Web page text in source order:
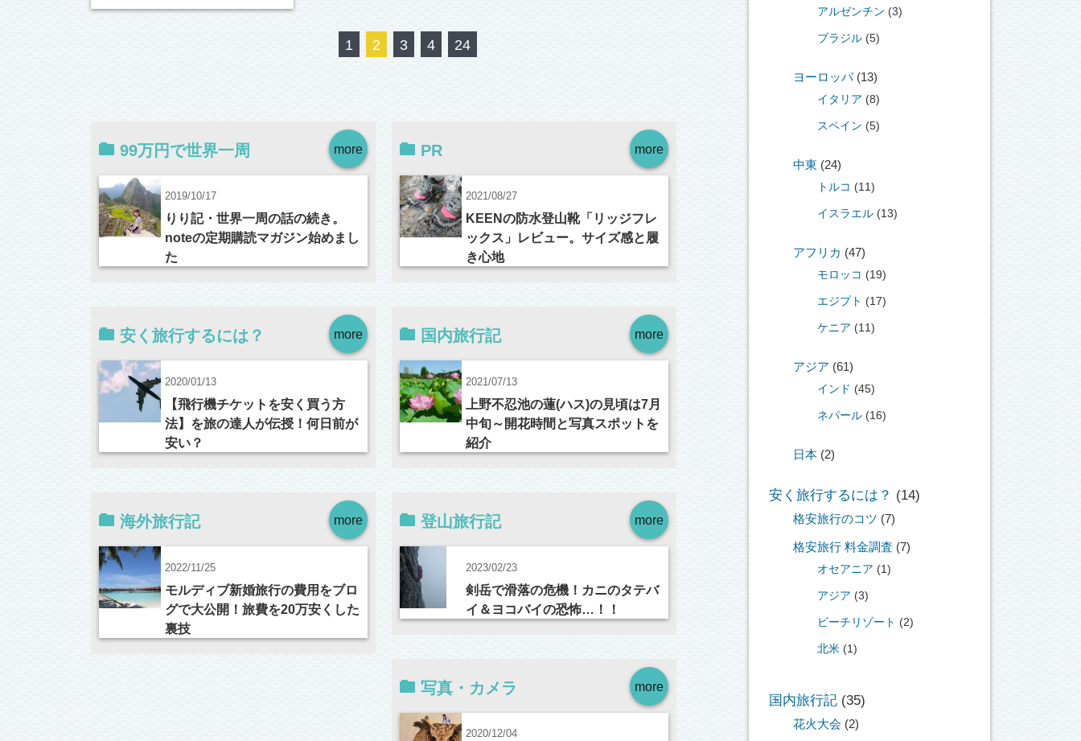
1 2 3 4 24
more
99万円で世界一周
2019/10/17
りり記・世界一周の話の続き。
noteの定期購読マガジン始めまし
た
more
PR
2021/08/27
KEENの防水登山靴「リッジフレ
ックス」レビュー。サイズ感と履
き心地
more
安く旅行するには？
2020/01/13
【飛行機チケットを安く買う方
法】を旅の達人が伝授！何日前が
安い？
more
国内旅行記
2021/07/13
上野不忍池の蓮(ハス)の見頃は7月
中旬～開花時間と写真スポットを
紹介
more
海外旅行記
2022/11/25
モルディブ新婚旅行の費用をブロ
グで大公開！旅費を20万安くした
裏技
more
登山旅行記
2023/02/23
剣岳で滑落の危機！カニのタテバ
イ＆ヨコバイの恐怖…！！
more
写真・カメラ
2020/12/04
アルゼンチン (3)
ブラジル (5)
ヨーロッパ(13)
イタリア (8)
スペイン (5)
中東 (24)
トルコ (11)
イスラエル (13)
アフリカ (47)
モロッコ (19)
エジプト (17)
ケニア (11)
アジア (61)
インド (45)
ネパール (16)
日本 (2)
安く旅行するには？ (14)
格安旅行のコツ (7)
格安旅行 料金調査 (7)
オセアニア (1)
アジア (3)
ビーチリゾート (2)
北米 (1)
国内旅行記 (35)
花火大会 (2)